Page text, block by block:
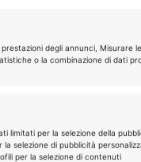
degli annunci, Misurare le
o la combinazione di dati
limitati per la selezione della
selezione di pubblicità
per la selezione di contenuti
l’analisi delle
Ascolteremo
per la vostra